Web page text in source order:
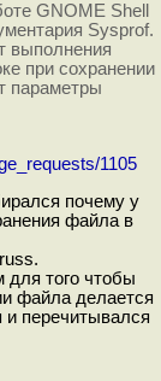
GNOME Shell
Sysprof.
выполнения
при сохранении
параметры
1105
почему у
файла в
для того чтобы
файла делается
перечитывался